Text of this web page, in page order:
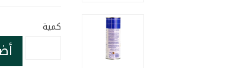
كمية